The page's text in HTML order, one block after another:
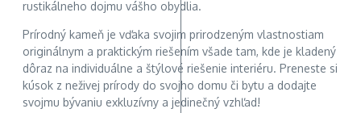
rustikálneho dojmu vášho obydlia.
Prírodný kameň je vďaka svojim prirodzeným vlastnostiam
originálnym a praktickým riešením všade tam, kde je kladený
dôraz na individuálne a štýlové riešenie interiéru. Preneste si
kúsok z neživej prírody do svojho domu či bytu a dodajte
svojmu bývaniu exkluzívny a jedinečný vzhľad!